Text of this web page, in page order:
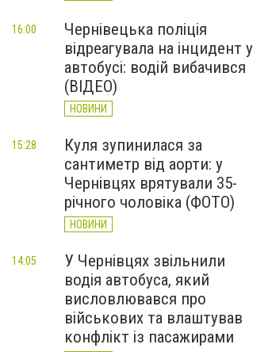
Чернівецька поліція
відреагувала на інцидент у
автобусі: водій вибачився
(ВІДЕО)
НОВИНИ
16:00
Куля зупинилася за
сантиметр від аорти: у
Чернівцях врятували 35-
річного чоловіка (ФОТО)
НОВИНИ
15:28
У Чернівцях звільнили
водія автобуса, який
висловлювався про
військових та влаштував
конфлікт із пасажирами
14:05